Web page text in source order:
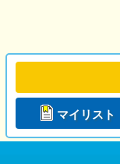
マイリスト